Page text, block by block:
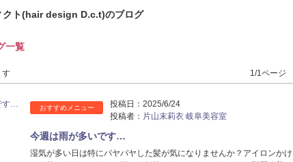
クト(hair design D.c.t)のブログ
一覧
す 1/1ページ
おすすめメニュー 投稿日： 2025/6/24
投稿者： 片山末莉衣 岐阜美容室
今週は雨が多いです…
湿気が多い日は特にパヤパヤした髪が気になりませんか？アイロンかけ